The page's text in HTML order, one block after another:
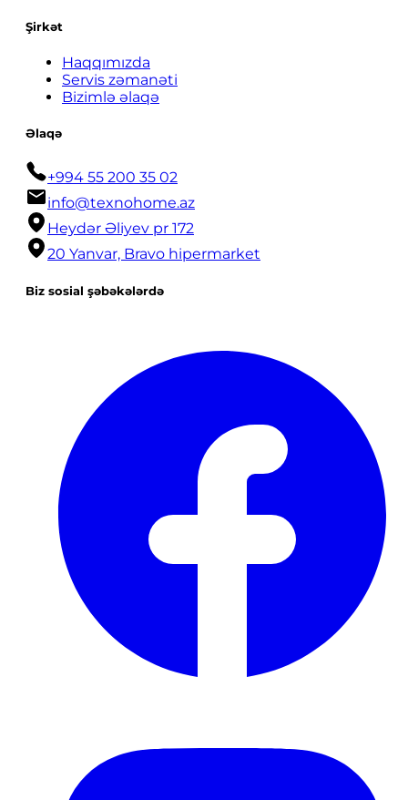
Şirkət
Haqqımızda
Servis zəmanəti
Bizimlə əlaqə
Əlaqə
+994 55 200 35 02
info@texnohome.az
Heydər Əliyev pr 172
20 Yanvar, Bravo hipermarket
Biz sosial şəbəkələrdə